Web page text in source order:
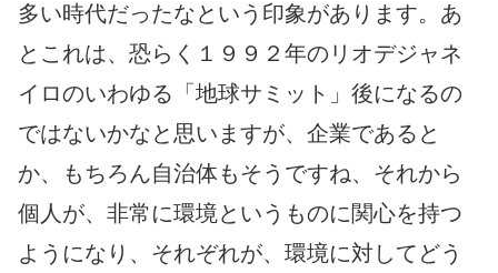
多い時代だったなという印象があります。あ
とこれは、恐らく１９９２年のリオデジャネ
イロのいわゆる「地球サミット」後になるの
ではないかなと思いますが、企業であると
か、もちろん自治体もそうですね、それから
個人が、非常に環境というものに関心を持つ
ようになり、それぞれが、環境に対してどう